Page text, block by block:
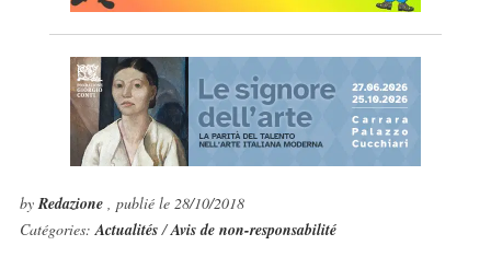
byRedazione , publié le 28/10/2018
Catégories:Actualités/Avis de non-responsabilité